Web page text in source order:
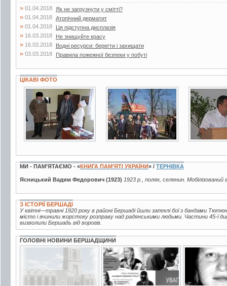
» 01.04.2018 Як не загрузнути у смітті?
» 01.04.2018 Атопічний дерматит
» 01.04.2018 Ця підступна дисплазія
» 16.03.2018 Не знищуйте красу
» 16.03.2018 Водні ресурси: берегти і захищати
» 03.03.2018 Правила пожежної безпеки у побуті
ЦІКАВІ ФОТО
2 фото 12 фото
МИ - ПАМ’ЯТАЄМО - «КНИГА ПАМ’ЯТІ УКРАЇНИ» / ТЕРНІВКА
Ясницький Вадим Федорович (1923) 1923 р., поляк, селянин.
З ІСТОРІЇ БЕРШАДІ
У квітні—травні 1920 року в районі Бершаді йшли запеклі бої з бандами
місто і вчинили жорстоку розправу над радянськими людьми. Частини 45-ї
визволили Бершадь від ворогів.
ГОЛОВНІ НОВИНИ БЕРШАДЩИНИ